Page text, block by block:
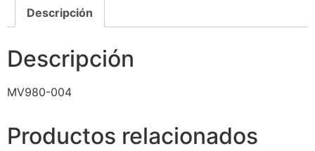
Descripción
Descripción
MV980-004
Productos relacionados